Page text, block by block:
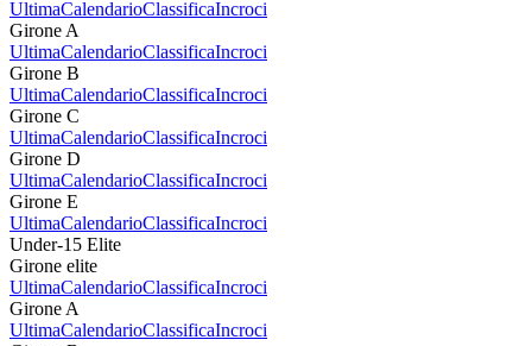
UltimaCalendarioClassificaIncroci
Girone A
UltimaCalendarioClassificaIncroci
Girone B
UltimaCalendarioClassificaIncroci
Girone C
UltimaCalendarioClassificaIncroci
Girone D
UltimaCalendarioClassificaIncroci
Girone E
UltimaCalendarioClassificaIncroci
Under-15 Elite
Girone elite
UltimaCalendarioClassificaIncroci
Girone A
UltimaCalendarioClassificaIncroci